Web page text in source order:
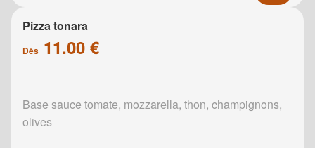
Pizza tonara
Dès 11.00 €
Base sauce tomate, mozzarella, thon, champignons,
olives